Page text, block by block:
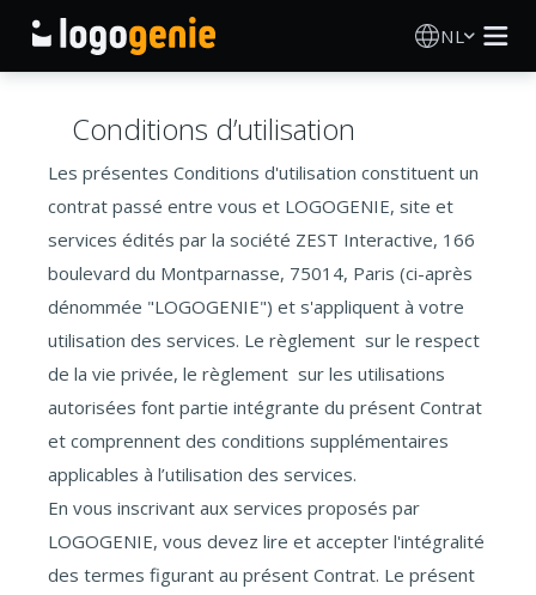
NL
AI logogenerator
Logo-ideeën
Gedrukte producten
Over
Blog
INLOGGEN
Conditions d’utilisation
Les présentes Conditions d'utilisation constituent un
contrat passé entre vous et LOGOGENIE, site et
services édités par la société ZEST Interactive, 166
boulevard du Montparnasse, 75014, Paris (ci-après
dénommée "LOGOGENIE") et s'appliquent à votre
utilisation des services. Le règlement sur le respect
de la vie privée, le règlement sur les utilisations
autorisées font partie intégrante du présent Contrat
et comprennent des conditions supplémentaires
applicables à l’utilisation des services.
En vous inscrivant aux services proposés par
LOGOGENIE, vous devez lire et accepter l'intégralité
des termes figurant au présent Contrat. Le présent